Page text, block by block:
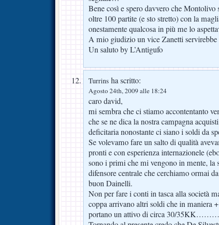
Bene così e spero davvero che Montolivo
oltre 100 partite (e sto stretto) con la
onestamente qualcosa in più me lo
A mio giudizio un vice Zanetti
Un saluto by L’Antigufo
Turrins ha scritto:
Agosto 24th, 2009 alle 18:24
caro david,
mi sembra che ci stiamo accontentanto
che se ne dica la nostra campagna
deficitaria nonostante ci siano i soldi da
Se volevamo fare un salto di qualità
pronti e con esperienza internazionele
sono i primi che mi vengono in mente, la
difensore centrale che cerchiamo ormai
buon Dainelli.
Non per fare i conti in tasca alla società
coppa arrivano altri soldi che in maniera
portano un attivo di circa 30/